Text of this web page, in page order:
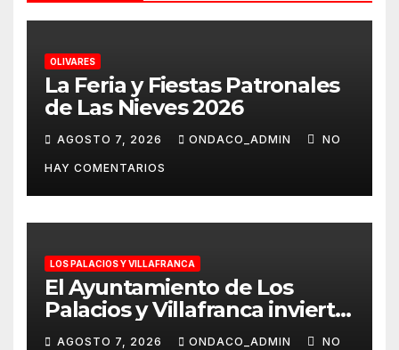
OLIVARES
La Feria y Fiestas Patronales
de Las Nieves 2026
AGOSTO 7, 2026 ONDACO_ADMIN NO
HAY COMENTARIOS
LOS PALACIOS Y VILLAFRANCA
El Ayuntamiento de Los
Palacios y Villafranca invierte
más de 560.000 euros en la
AGOSTO 7, 2026 ONDACO_ADMIN NO